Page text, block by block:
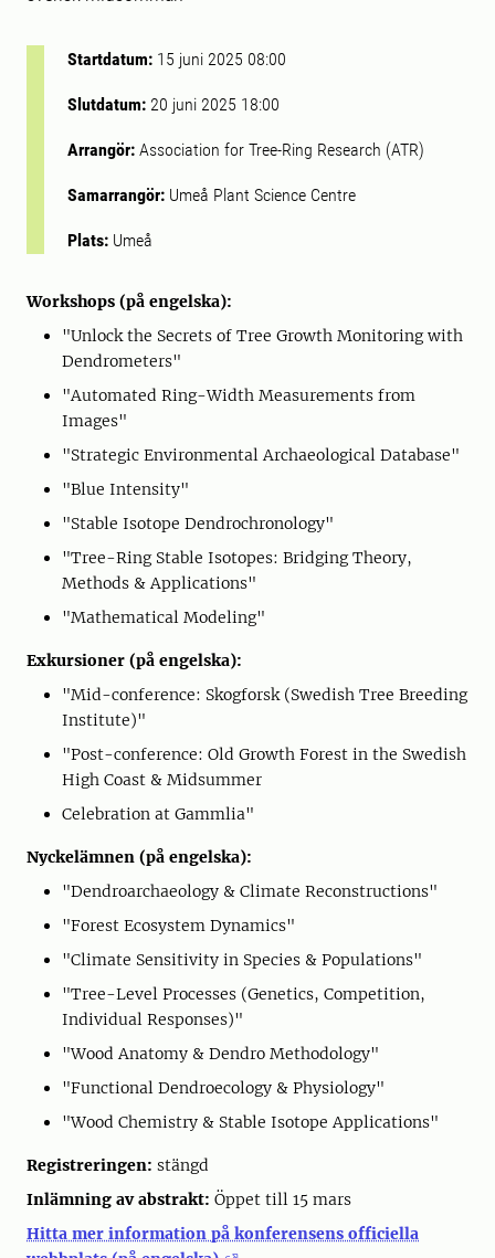
Startdatum: 15 juni 2025 08:00
Slutdatum: 20 juni 2025 18:00
Arrangör: Association for Tree-Ring Research (ATR)
Samarrangör: Umeå Plant Science Centre
Plats: Umeå
Workshops (på engelska):
"Unlock the Secrets of Tree Growth Monitoring with
Dendrometers"
"Automated Ring-Width Measurements from
Images"
"Strategic Environmental Archaeological Database"
"Blue Intensity"
"Stable Isotope Dendrochronology"
"Tree-Ring Stable Isotopes: Bridging Theory,
Methods & Applications"
"Mathematical Modeling"
Exkursioner (på engelska):
"Mid-conference: Skogforsk (Swedish Tree Breeding
Institute)"
"Post-conference: Old Growth Forest in the Swedish
High Coast & Midsummer
Celebration at Gammlia"
Nyckelämnen (på engelska):
"Dendroarchaeology & Climate Reconstructions"
"Forest Ecosystem Dynamics"
"Climate Sensitivity in Species & Populations"
"Tree-Level Processes (Genetics, Competition,
Individual Responses)"
"Wood Anatomy & Dendro Methodology"
"Functional Dendroecology & Physiology"
"Wood Chemistry & Stable Isotope Applications"
Registreringen: stängd
Inlämning av abstrakt: Öppet till 15 mars
Hitta mer information på konferensens officiella